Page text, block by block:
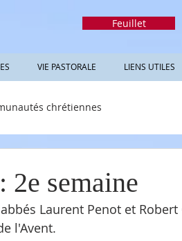
Feuillet
VIE PASTORALE LIENS UTILES
chrétiennes
2e semaine
Laurent Penot et
l'Avent.